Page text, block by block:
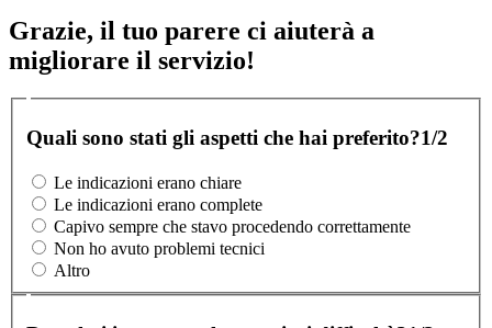
Grazie, il tuo parere ci aiuterà a
migliorare il servizio!
Quali sono stati gli aspetti che hai preferito?1/2
Le indicazioni erano chiare
Le indicazioni erano complete
Capivo sempre che stavo procedendo correttamente
Non ho avuto problemi tecnici
Altro